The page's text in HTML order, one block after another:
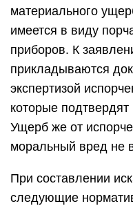
материального
имеется в виду
приборов. К
прикладываются
экспертизой
которые
Ущерб же от
моральный вред не
При составлении
следующие